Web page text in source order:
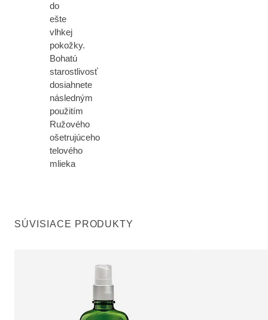
do
ešte
vlhkej
pokožky.
Bohatú
starostlivosť
dosiahnete
následným
použitím
Ružového
ošetrujúceho
telového
mlieka
SÚVISIACE PRODUKTY